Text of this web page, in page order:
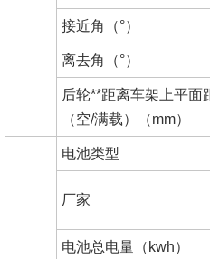
接近角（°）
离去角（°）
后轮**距离车架上平面
（空/满载）（mm）
电池类型
厂家
电池总电量（kwh）